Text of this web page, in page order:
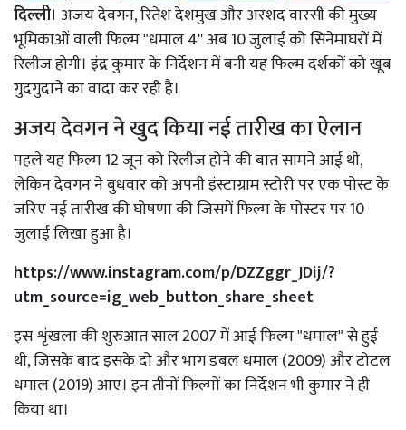
दिल्ली। अजय देवगन, रितेश देशमुख और अरशद वारसी की मुख्य
भूमिकाओं वाली फिल्म "धमाल 4'' अब 10 जुलाई को सिनेमाघरों में
रिलीज होगी। इंद्र कुमार के निर्देशन में बनी यह फिल्म दर्शकों को खूब
गुदगुदाने का वादा कर रही है।
अजय देवगन ने खुद किया नई तारीख का ऐलान
पहले यह फिल्म 12 जून को रिलीज होने की बात सामने आई थी,
लेकिन देवगन ने बुधवार को अपनी इंस्टाग्राम स्टोरी पर एक पोस्ट के
जरिए नई तारीख की घोषणा की जिसमें फिल्म के पोस्टर पर 10
जुलाई लिखा हुआ है।
https://www.instagram.com/p/DZZggr_JDij/?
utm_source=ig_web_button_share_sheet
इस शृंखला की शुरुआत साल 2007 में आई फिल्म "धमाल" से हुई
थी, जिसके बाद इसके दो और भाग डबल धमाल (2009) और टोटल
धमाल (2019) आए। इन तीनों फिल्मों का निर्देशन भी कुमार ने ही
किया था।